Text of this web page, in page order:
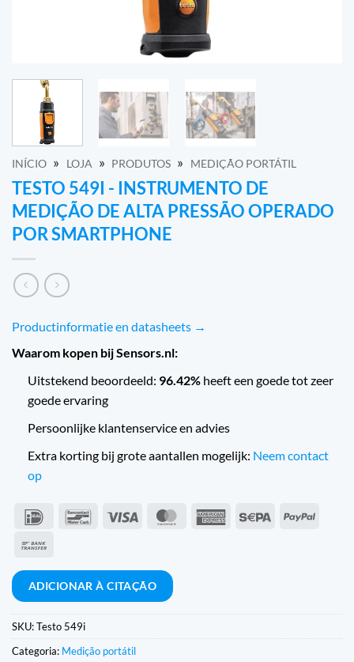
INÍCIO » LOJA » PRODUTOS » MEDIÇÃO PORTÁTIL
TESTO 549I - INSTRUMENTO DE
MEDIÇÃO DE ALTA PRESSÃO OPERADO
POR SMARTPHONE
Productinformatie en datasheets →
Waarom kopen bij Sensors.nl:
Uitstekend beoordeeld: 96.42% heeft een goede tot zeer
goede ervaring
Persoonlijke klantenservice en advies
Extra korting bij grote aantallen mogelijk: Neem contact
op
IDeal
Contacto
banco
Visto MasterCardAmerican Sepa
PayPal
ADICIONAR À CITAÇÃO
SKU:Testo 549i
Categoria: Medição portátil